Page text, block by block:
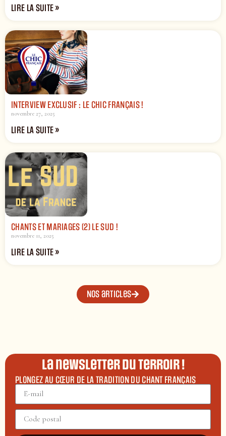
LIRE LA SUITE »
INTERVIEW EXCLUSIF : LE CHIC FRANÇAIS !
novembre 27, 2025
LIRE LA SUITE »
CHANTS ET MARIAGES (2) LE SUD !
novembre 11, 2025
LIRE LA SUITE »
Nos articles
La newsletter du terroir !
PLONGEZ AU CŒUR DE LA TRADITION DU CHANT FRANÇAIS